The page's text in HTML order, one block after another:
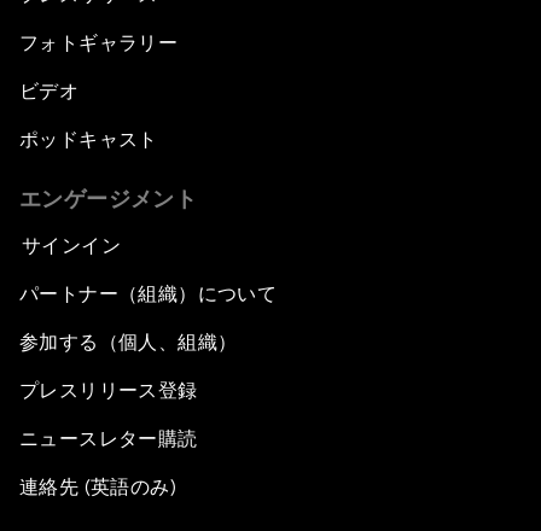
フォトギャラリー
ビデオ
ポッドキャスト
エンゲージメント
サインイン
パートナー（組織）について
参加する（個人、組織）
プレスリリース登録
ニュースレター購読
連絡先 (英語のみ)